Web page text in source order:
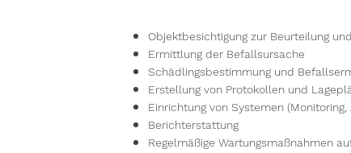
Objektbesichtigung zur Beurteilung
Ermittlung der Befallsursache
Schädlingsbestimmung und
Erstellung von Protokollen und
Einrichtung von Systemen
Berichterstattung
Regelmäßige Wartungsmaßnahmen